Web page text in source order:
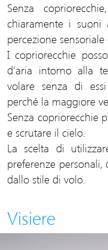
Senza
chiaramente i suoni
percezione
I copriorecchie
d'aria intorno alla
volare senza di
perché la maggiore
Senza copriorecchie
e scrutare il cielo.
La scelta di
preferenze
dallo stile di volo.
Visiere